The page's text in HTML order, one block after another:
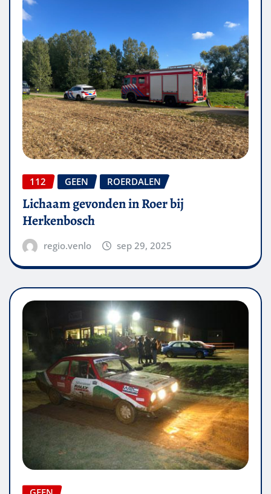
112 GEEN ROERDALEN
Lichaam gevonden in Roer bij
Herkenbosch
regio.venlo sep 29, 2025